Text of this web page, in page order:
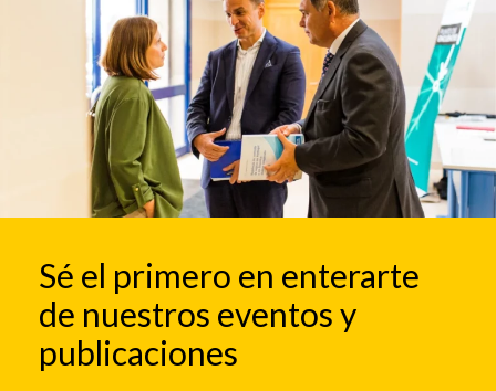
Sé el primero en enterarte
de nuestros eventos y
publicaciones